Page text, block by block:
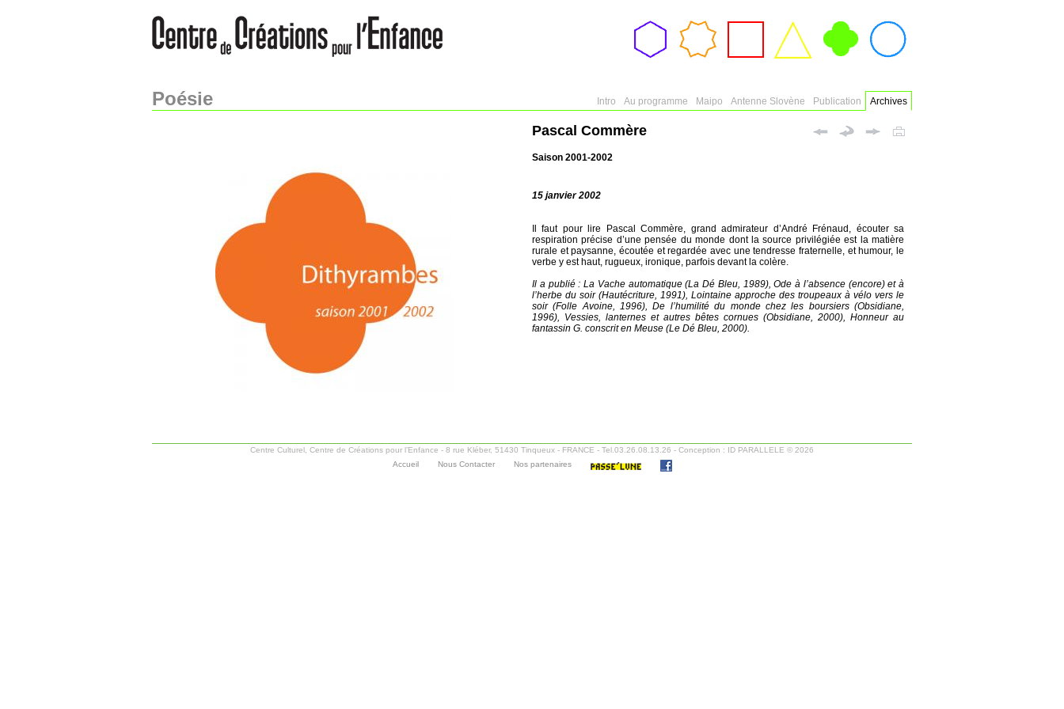
Poésie Intro Au programme Maipo Antenne Slovène Publication Archives
Pascal Commère
Saison 2001-2002
15 janvier 2002
Il faut pour lire Pascal Commère, grand admirateur d’André Frénaud, écouter sa
respiration précise d’une pensée du monde dont la source privilégiée est la matière
rurale et paysanne, écoutée et regardée avec une tendresse fraternelle, et humour, le
verbe y est haut, rugueux, ironique, parfois devant la colère.
Il a publié : La Vache automatique (La Dé Bleu, 1989), Ode à l’absence (encore) et à
l’herbe du soir (Hautécriture, 1991), Lointaine approche des troupeaux à vélo vers le
soir (Folle Avoine, 1996), De l’humilité du monde chez les boursiers (Obsidiane,
1996), Vessies, lanternes et autres bêtes cornues (Obsidiane, 2000), Honneur au
fantassin G. conscrit en Meuse (Le Dé Bleu, 2000).
Centre Culturel, Centre de Créations pour l’Enfance - 8 rue Kléber, 51430 Tinqueux - FRANCE - Tel.03.26.08.13.26 - Conception : ID PARALLELE © 2026
Accueil
Nous Contacter Nos partenaires